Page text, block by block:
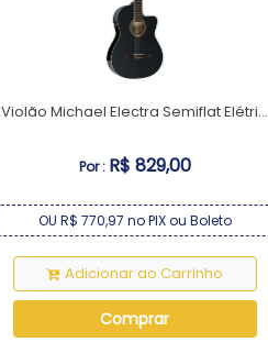
Violão Michael Electra Semiflat Elétri...
Por : R$ 829,00
OU R$ 770,97 no PIX ou Boleto
Adicionar ao Carrinho
Comprar